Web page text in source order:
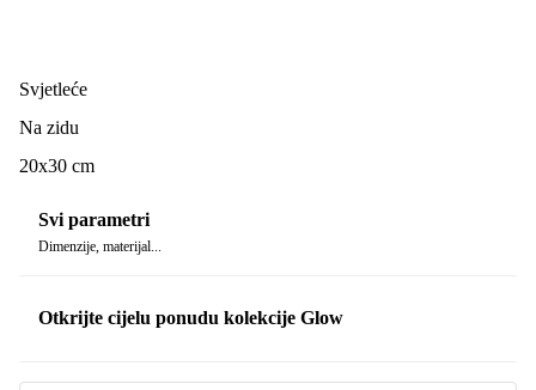
Svjetleće
Na zidu
20x30 cm
Svi parametri
Dimenzije, materijal...
Otkrijte cijelu ponudu kolekcije Glow